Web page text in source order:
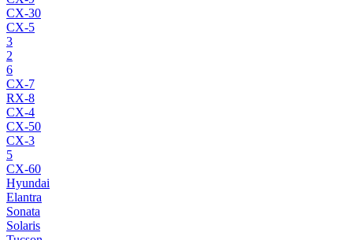
CX-30
CX-5
3
2
6
CX-7
RX-8
CX-4
CX-50
CX-3
5
CX-60
Hyundai
Elantra
Sonata
Solaris